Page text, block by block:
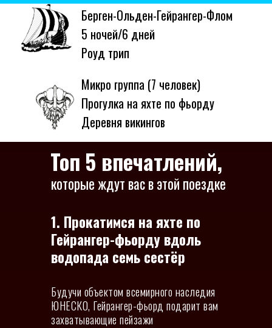
Берген-Ольден-Гейрангер-Флом
5 ночей/6 дней
Роуд трип
Микро группа (7 человек)
Прогулка на яхте по фьорду
Деревня викингов
Будучи объектом всемирного наследия
ЮНЕСКО, Гейрангер-фьорд подарит вам
захватывающие пейзажи
Топ 5 впечатлений,
1. Прокатимся на яхте по
Гейрангер-фьорду вдоль
водопада семь сестёр
которые ждут вас в этой поездке